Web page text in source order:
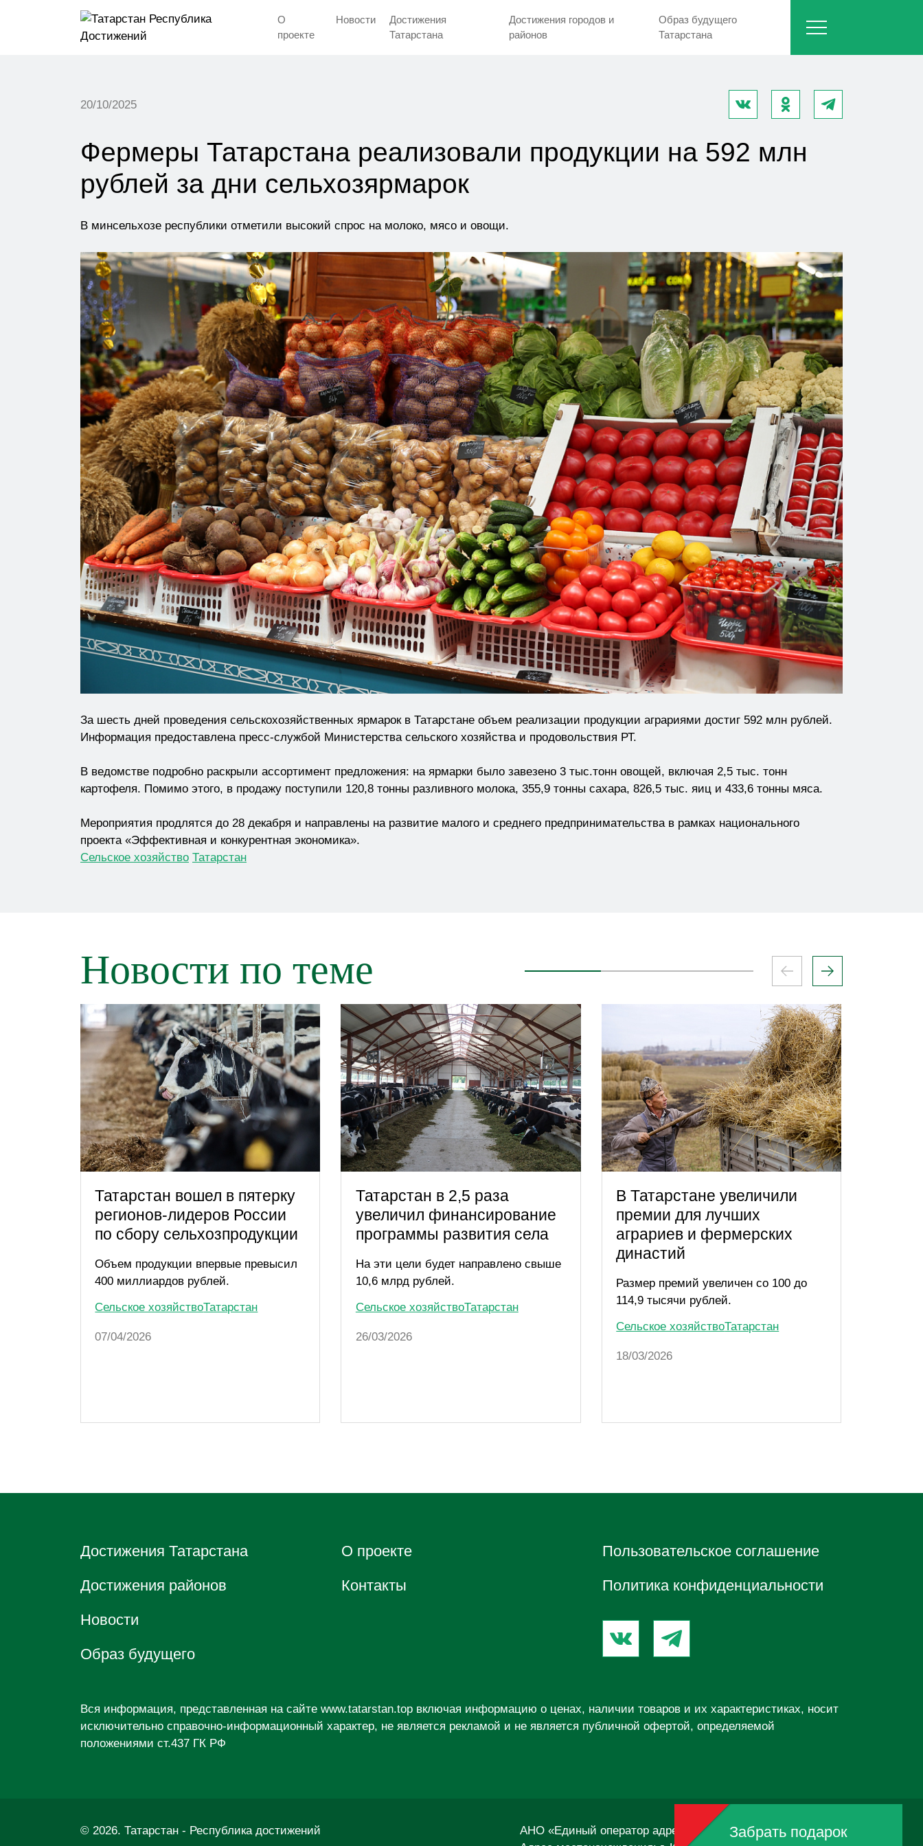
О
проектe
Новости
Достижения
Татарстана
Достижения городов и
районов
Образ будущего
Татарстана
20/10/2025
Фермеры Татарстана реализовали продукции на 592 млн
рублей за дни сельхозярмарок
В минсельхозе республики отметили высокий спрос на молоко, мясо и овощи.
За шесть дней проведения сельскохозяйственных ярмарок в Татарстане объем реализации продукции аграриями достиг 592 млн рублей.
Информация предоставлена пресс-службой Министерства сельского хозяйства и продовольствия РТ.
В ведомстве подробно раскрыли ассортимент предложения: на ярмарки было завезено 3 тыс.тонн овощей, включая 2,5 тыс. тонн
картофеля. Помимо этого, в продажу поступили 120,8 тонны разливного молока, 355,9 тонны сахара, 826,5 тыс. яиц и 433,6 тонны мяса.
Мероприятия продлятся до 28 декабря и направлены на развитие малого и среднего предпринимательства в рамках национального
проекта «Эффективная и конкурентная экономика».
Сельское хозяйство Татарстан
Новости по теме
Татарстан вошел в пятерку
регионов-лидеров России
по сбору сельхозпродукции
Объем продукции впервые превысил
400 миллиардов рублей.
Сельское хозяйствоТатарстан
07/04/2026
Татарстан в 2,5 раза
увеличил финансирование
программы развития села
На эти цели будет направлено свыше
10,6 млрд рублей.
Сельское хозяйствоТатарстан
26/03/2026
В Татарстане увеличили
премии для лучших
аграриев и фермерских
династий
Размер премий увеличен со 100 до
114,9 тысячи рублей.
Сельское хозяйствоТатарстан
18/03/2026
Забрать подарок
Достижения Татарстана
Достижения районов
Новости
Образ будущего
О проектe
Контакты
Пользовательское соглашение
Политика конфиденциальности
Вся информация, представленная на сайте www.tatarstan.top включая информацию о ценах, наличии товаров и их характеристиках, носит
исключительно справочно-информационный характер, не является рекламой и не является публичной офертой, определяемой
положениями ст.437 ГК РФ
© 2026. Татарстан - Республика достижений
АНО «Единый оператор адресных коммуникаций»